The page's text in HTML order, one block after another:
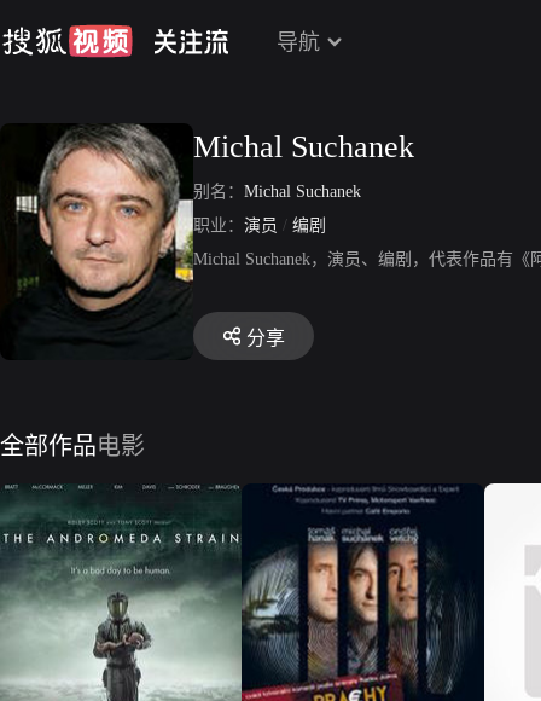
导航
Michal Suchanek
别名： Michal Suchanek
职业： 演员 / 编剧
Michal Suchanek，演员、编剧，代表作品有
分享
全部作品电影